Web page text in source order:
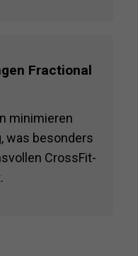
Fractional
minimieren
was besonders
CrossFit-